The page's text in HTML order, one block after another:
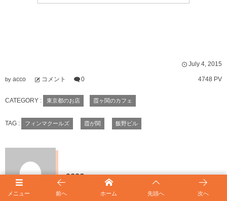
July 4, 2015
by acco コメント 0 4748 PV
CATEGORY : 東京都のお店 霞ヶ関のカフェ
TAG : フィンマクールズ 霞が関 飯野ビル
acco
メニュー 前へ ホーム 先頭へ 次へ